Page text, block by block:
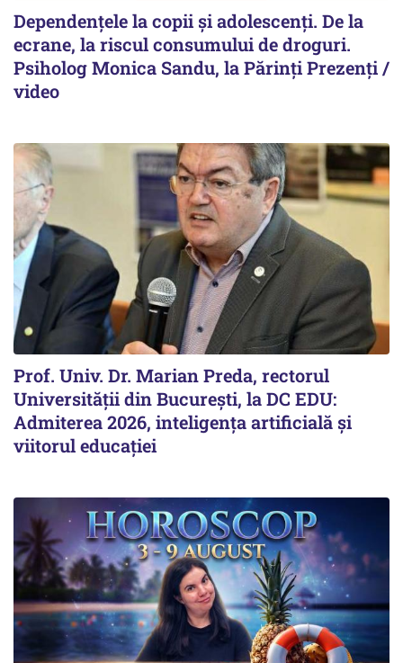
Dependențele la copii și adolescenți. De la
ecrane, la riscul consumului de droguri.
Psiholog Monica Sandu, la Părinți Prezenți /
video
Prof. Univ. Dr. Marian Preda, rectorul
Universității din București, la DC EDU:
Admiterea 2026, inteligența artificială și
viitorul educației